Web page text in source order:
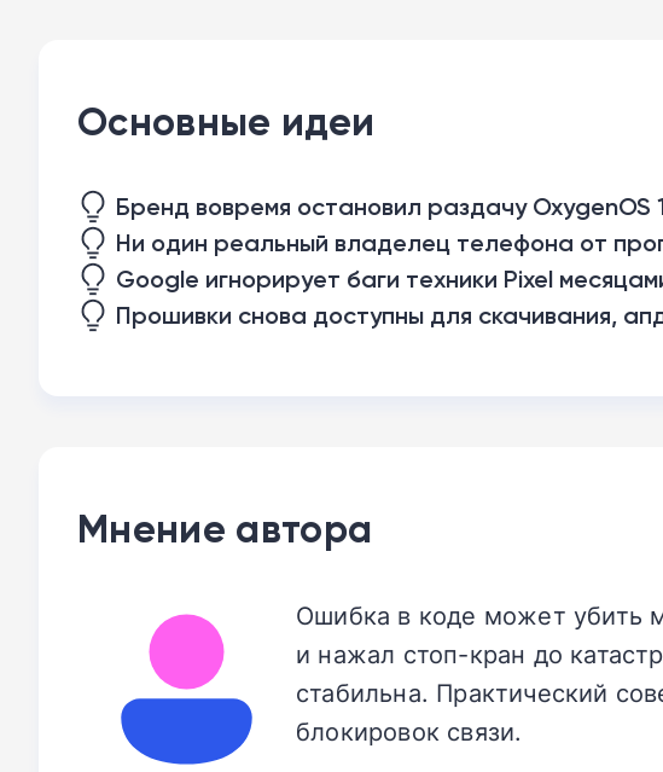
Основные идеи
Бренд вовремя остановил раздачу
Ни один реальный владелец телефона от
Google игнорирует баги техники Pixel
Прошивки снова доступны для скачивания,
Мнение автора
Ошибка в коде может убить
и нажал стоп-кран до
стабильна. Практический
блокировок связи.